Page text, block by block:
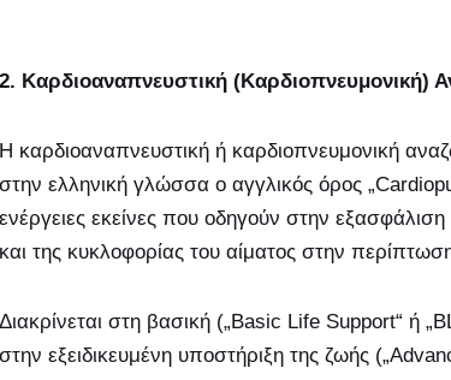
2. Καρδιοαναπνευστική (Καρδιοπνευμονική)
Η καρδιοαναπνευστική ή καρδιοπνευμονική
στην ελληνική γλώσσα ο αγγλικός όρος
ενέργειες εκείνες που οδηγούν στην
και της κυκλοφορίας του αίματος στην
Διακρίνεται στη βασική („Basic Life Support“ ή
στην εξειδικευμένη υποστήριξη της ζωής